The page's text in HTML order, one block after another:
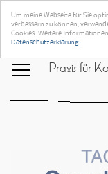
Um meine Webseite für Sie
verbessern zu können,
Cookies. Weitere
Datenschutzerklärung.
Praxis für